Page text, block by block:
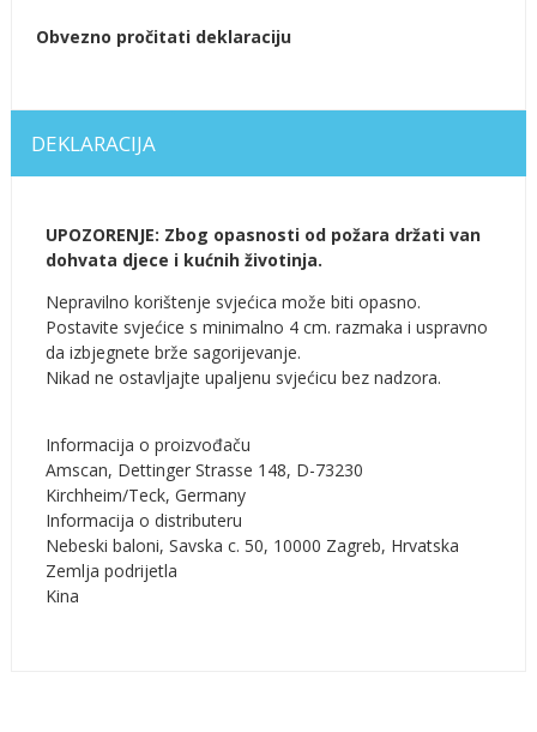
Obvezno pročitati deklaraciju
DEKLARACIJA
UPOZORENJE: Zbog opasnosti od požara držati van
dohvata djece i kućnih životinja.
Nepravilno korištenje svjećica može biti opasno.
Postavite svjećice s minimalno 4 cm. razmaka i uspravno
da izbjegnete brže sagorijevanje.
Nikad ne ostavljajte upaljenu svjećicu bez nadzora.
Informacija o proizvođaču
Amscan, Dettinger Strasse 148, D-73230
Kirchheim/Teck, Germany
Informacija o distributeru
Nebeski baloni, Savska c. 50, 10000 Zagreb, Hrvatska
Zemlja podrijetla
Kina